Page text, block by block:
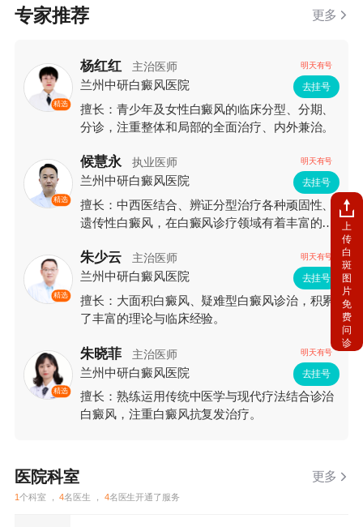
专家推荐 更多
精选
杨红红 主治医师
兰州中研白癜风医院
明天有号
去挂号
擅长：青少年及女性白癜风的临床分型、分期、
分诊，注重整体和局部的全面治疗、内外兼治。
精选
候慧永 执业医师
兰州中研白癜风医院
明天有号
去挂号
擅长：中西医结合、辨证分型治疗各种顽固性、
遗传性白癜风，在白癜风诊疗领域有着丰富的临
精选
朱少云 主治医师
兰州中研白癜风医院
明天有号
去挂号
擅长：大面积白癜风、疑难型白癜风诊治，积累
了丰富的理论与临床经验。
精选
朱晓菲 主治医师
兰州中研白癜风医院
明天有号
去挂号
擅长：熟练运用传统中医学与现代疗法结合诊治
白癜风，注重白癜风抗复发治疗。
医院科室 更多
1 个科室 ，4名医生 ， 4名医生开通了服务
上
传
白
斑
图
片
免
费
问
诊